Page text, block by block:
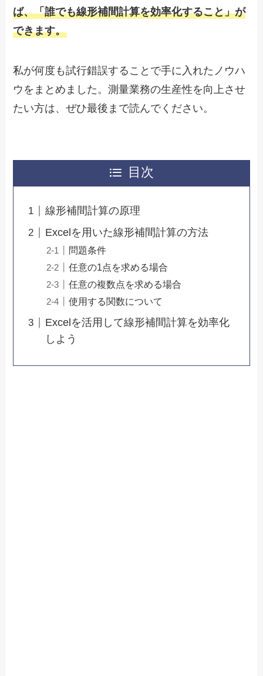
ば、「誰でも線形補間計算を効率化すること」が
できます。
私が何度も試行錯誤することで手に入れたノウハ
ウをまとめました。測量業務の生産性を向上させ
たい方は、ぜひ最後まで読んでください。
目次
線形補間計算の原理
Excelを用いた線形補間計算の方法
問題条件
任意の1点を求める場合
任意の複数点を求める場合
使用する関数について
Excelを活用して線形補間計算を効率化
しよう